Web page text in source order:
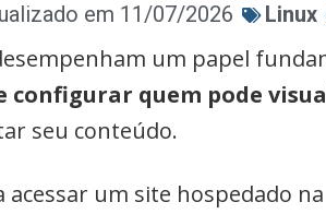
em 11/07/2026 Linux
um papel
configurar quem pode
seu conteúdo.
acessar um site hospedado